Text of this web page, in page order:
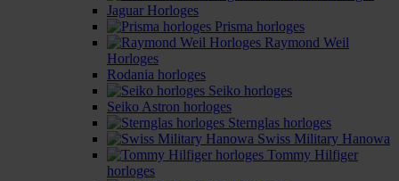
Jaguar Horloges
Prisma horloges
Raymond Weil
Horloges
Rodania horloges
Seiko horloges
Seiko Astron horloges
Sternglas horloges
Swiss Military Hanowa
Tommy Hilfiger
horloges